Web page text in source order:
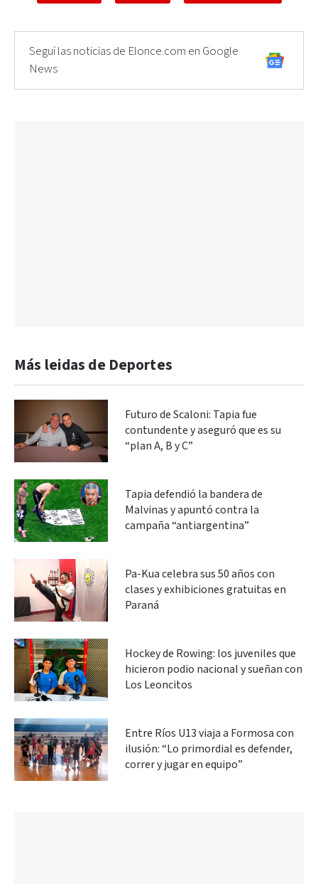
Seguí las noticias de Elonce.com en Google
News
Más leidas de Deportes
Futuro de Scaloni: Tapia fue
contundente y aseguró que es su
“plan A, B y C”
Tapia defendió la bandera de
Malvinas y apuntó contra la
campaña “antiargentina”
Pa-Kua celebra sus 50 años con
clases y exhibiciones gratuitas en
Paraná
Hockey de Rowing: los juveniles que
hicieron podio nacional y sueñan con
Los Leoncitos
Entre Ríos U13 viaja a Formosa con
ilusión: “Lo primordial es defender,
correr y jugar en equipo”